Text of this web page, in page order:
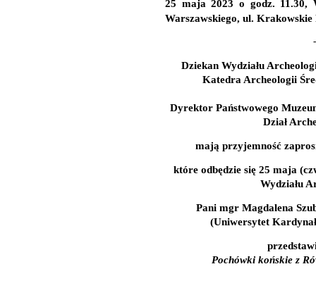
25 maja 2023 o godz. 11.30,
Warszawskiego, ul. Krakowskie
Dziekan Wydziału
Katedra Archeologii
Dyrektor Państwowego
Dział
mają przyjemność
które odbędzie się 25 maja
Wydziału
Pani mgr Magdalena
(Uniwersytet
Pochówki końskie z